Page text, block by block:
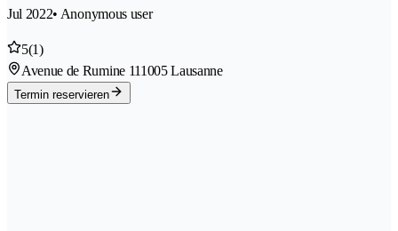
Jul 2022• Anonymous user
5(1)
Avenue de Rumine 111005 Lausanne
Termin reservieren